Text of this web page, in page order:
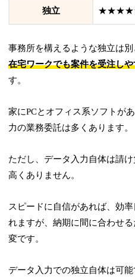
独立
事務所を構えるような独立は
在宅ワークでも案件を受注し
す。
家にPCとオフィス系ソフトが
力の業務委託は多くあります。
ただし、データ入力自体は請
高くありません。
スピードに自信があれば、効
れますが、納期に間に合わせ
変です。
データ入力での独立自体は可